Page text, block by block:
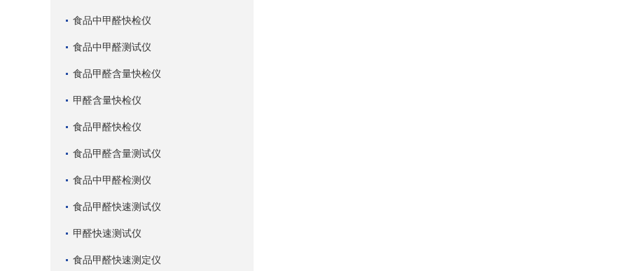
食品中甲醛快检仪
食品中甲醛测试仪
食品甲醛含量快检仪
甲醛含量快检仪
食品甲醛快检仪
食品甲醛含量测试仪
食品中甲醛检测仪
食品甲醛快速测试仪
甲醛快速测试仪
食品甲醛快速测定仪